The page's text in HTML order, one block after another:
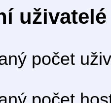
uživatelé
počet